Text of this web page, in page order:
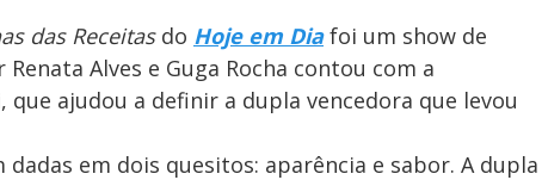
das Receitasdo Hoje em Diafoi um show de
Alves e Guga Rocha contou com a
ajudou a definir a dupla vencedora que levou
em dois quesitos: aparência e sabor. A dupla